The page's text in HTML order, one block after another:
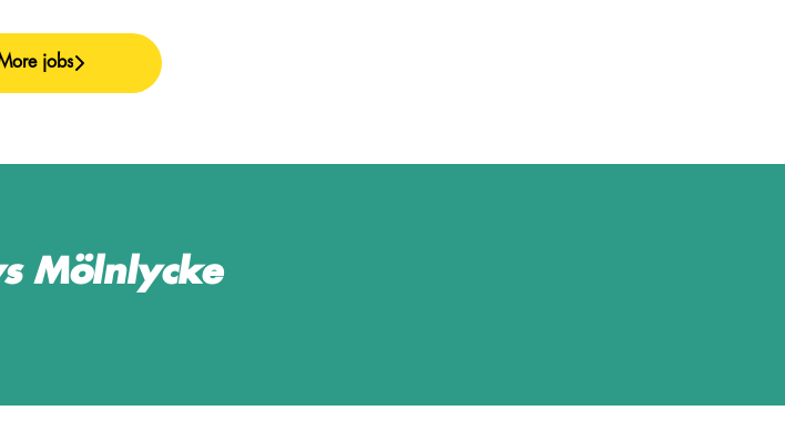
jobs
Mölnlycke